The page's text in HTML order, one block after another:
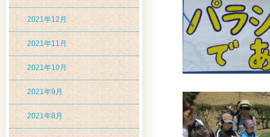
2021年12月
2021年11月
2021年10月
2021年9月
2021年8月